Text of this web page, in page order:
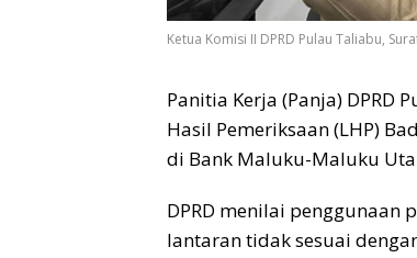
Ketua Komisi II DPRD Pulau Taliabu,
Panitia Kerja (Panja)
Hasil Pemeriksaan (LHP)
di Bank Maluku-Maluku
DPRD menilai
lantaran tidak sesuai